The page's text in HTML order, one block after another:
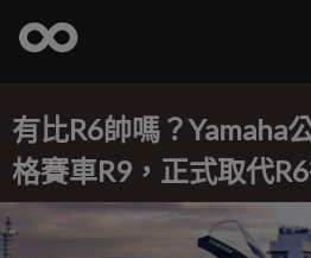
有比R6帥嗎？Yamaha
格賽車R9，正式取代